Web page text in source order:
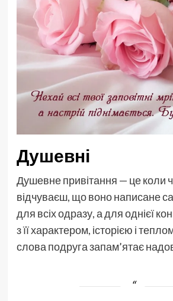
Душевні
Душевне привітання — це коли
відчуваєш, що воно написане
для всіх одразу, а для однієї
з її характером, історією і
слова подруга запам’ятає